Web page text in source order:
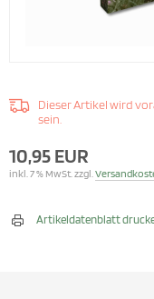
Dieser Artikel wird
sein.
10,95 EUR
inkl. 7 % MwSt. zzgl.
Artikeldatenblatt